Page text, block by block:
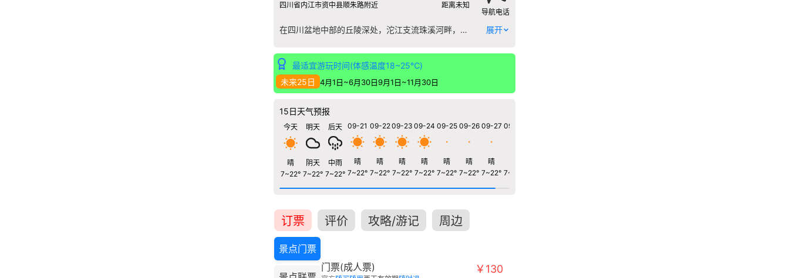
四川省内江市资中县顺朱路附近
距离未知
导航电话
在四川盆地中部的丘陵深处，沱江支流珠溪河畔，罗泉古镇依山傍水，蜿蜒五里。这里并非典型的开阔平原古镇，其独特魅力在于建筑与地形的精妙融合。整座古镇沿河而建，随山势起伏，形成一条罕见的“龙形”街市格局，从高处俯瞰，宛若一条青龙蛰伏于山水之间。 珠溪河穿镇而过，赋予了古镇灵动的气息。河岸两侧是鳞次栉比的明清穿斗木结构民居，吊脚楼临水而立，青瓦屋顶层层叠叠，与背后的苍翠山峦构成一幅立体的水墨画卷。雨季时，山间云雾缭绕，河水微涨，古镇在氤氲水汽中更显古朴幽静。秋季天高云淡，则是沿河漫步、观赏两岸黄桷树色彩变幻的最佳时节。 除了形态，这里的“盐”与“水”共同书写了历史。罗泉是历史上四川著名的盐产地，古盐井的遗迹仍在诉说着千年的盐业故事。清澈的珠溪河水不仅滋养了古镇，也曾推动盐灶的运转。漫步在由青石板铺就的蜿蜒街巷，你能同时触摸到山石的坚实、流水的温润与往昔盐业的余温，感受一种深植于自然与产业之中、未经雕琢的古镇生活质感。 展开
最适宜游玩时间(体感温度18~25℃)
未来25日
4月1日~6月30日9月1日~11月30日
15日天气预报
今天
晴
7~22°
明天
阴天
7~22°
后天
中雨
7~22°
09-21
晴
7~22°
09-22
晴
7~22°
09-23
晴
7~22°
09-24
晴
7~22°
09-25
晴
7~22°
09-26
晴
7~22°
09-27
晴
7~22°
09-28
7~22°
订票 评价 攻略/游记 周边
景点门票
门票(成人票) ￥130